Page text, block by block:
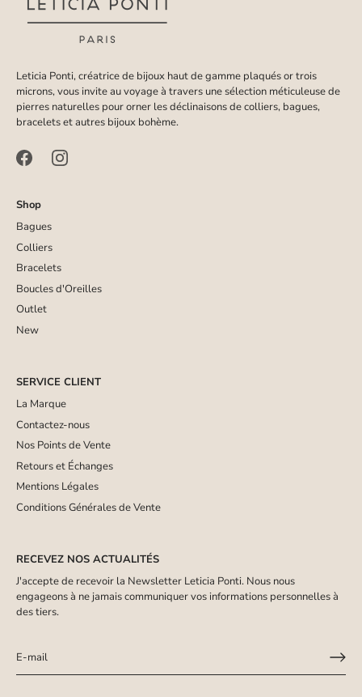
Leticia Ponti, créatrice de bijoux haut de gamme plaqués or trois
microns, vous invite au voyage à travers une sélection méticuleuse de
pierres naturelles pour orner les déclinaisons de colliers, bagues,
bracelets et autres bijoux bohème.
Shop
Bagues
Colliers
Bracelets
Boucles d'Oreilles
Outlet
New
SERVICE CLIENT
La Marque
Contactez-nous
Nos Points de Vente
Retours et Échanges
Mentions Légales
Conditions Générales de Vente
RECEVEZ NOS ACTUALITÉS
J'accepte de recevoir la Newsletter Leticia Ponti. Nous nous
engageons à ne jamais communiquer vos informations personnelles à
des tiers.